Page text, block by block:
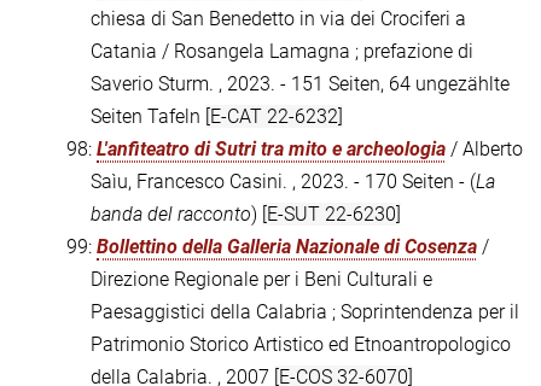
chiesa di San Benedetto in via dei Crociferi a
Catania / Rosangela Lamagna ; prefazione di
Saverio Sturm. , 2023. - 151 Seiten, 64 ungezählte
Seiten Tafeln [E-CAT 22-6232]
98: L'anfiteatro di Sutri tra mito e archeologia / Alberto
Saìu, Francesco Casini. , 2023. - 170 Seiten - (La
banda del racconto) [E-SUT 22-6230]
99: Bollettino della Galleria Nazionale di Cosenza /
Direzione Regionale per i Beni Culturali e
Paesaggistici della Calabria ; Soprintendenza per il
Patrimonio Storico Artistico ed Etnoantropologico
della Calabria. , 2007 [E-COS 32-6070]